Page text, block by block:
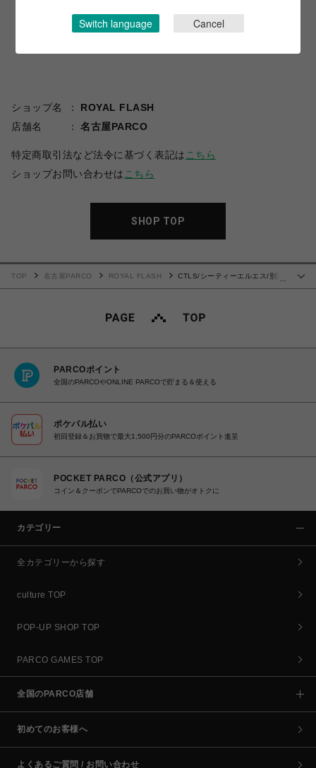
ショップ名
ROYAL FLASH
店舗名
名古屋PARCO
特定商取引法など法令に基づく表記は こちら
ショップお問い合わせは こちら
SHOP TOP
…
TOP 名古屋PARCO ROYAL FLASH
CTLS/シーティーエルエス/別注
PARCOポイント
全国のPARCOやONLINE PARCOで貯まる＆使える
ポケパル払い
初回登録＆お買物で最大1,500円分のPARCOポイント進呈
POCKET PARCO（公式アプリ）
コイン＆クーポンでPARCOでのお買い物がオトクに
カテゴリー
全カテゴリーから探す
culture TOP
POP-UP SHOP TOP
PARCO GAMES TOP
全国のPARCO店舗
初めてのお客様へ
よくあるご質問 / お問い合わせ
Switch language Cancel